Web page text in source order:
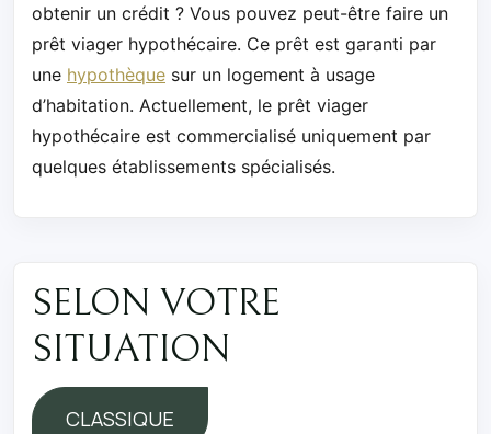
obtenir un crédit ? Vous pouvez peut-être faire un
prêt viager hypothécaire. Ce prêt est garanti par
une hypothèque sur un logement à usage
d’habitation. Actuellement, le prêt viager
hypothécaire est commercialisé uniquement par
quelques établissements spécialisés.
SELON VOTRE
SITUATION
CLASSIQUE